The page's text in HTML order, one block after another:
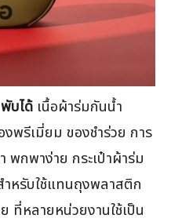
บได้ เนื้อผ้าร่มกันน้ำ
พรีเมี่ยม ของชำร่วย การ
พกพาง่าย กระเป๋าผ้าร่ม
ำหรับใช้แทนถุงพลาสติก
ที่หลายหน่วยงานใช้เป็น